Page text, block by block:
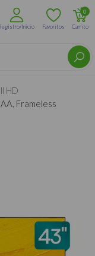
Inicio Favoritos Carrito
0
HD
Frameless